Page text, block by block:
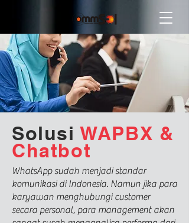
Solusi WAPBX &
Chatbot
WhatsApp sudah menjadi standar
komunikasi di Indonesia. Namun jika para
karyawan menghubungi customer
secara personal, para management akan